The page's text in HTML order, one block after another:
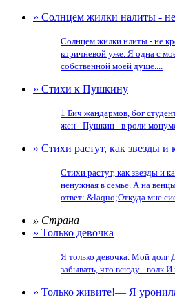
» Солнцем жилки налиты -
Солнцем жилки нлиты - не
коричневой уже. Я одна с
собственной моей душе....
» Стихи к Пушкину
1 Бич жандармов, бог
жен - Пушкин - в роли
» Стихи растут, как звезды и
Стихи растут, как звезды и
ненужная в семье. А на
ответ: &laquo;Откуда мне
» Страна
» Только девочка
Я только девочка. Мой долг
забывать, что всюду - волк
» Только живите!— Я